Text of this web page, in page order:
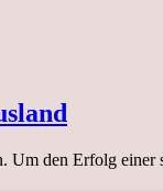
den Erfolg einer